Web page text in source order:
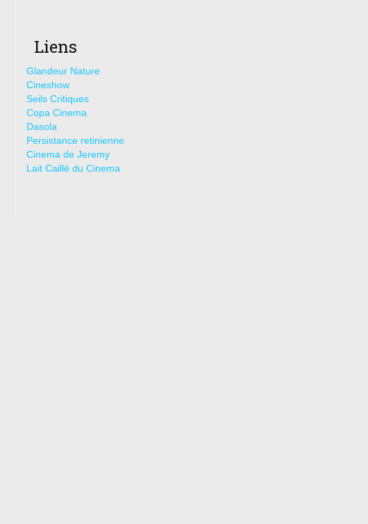
Liens
Glandeur Nature
Cineshow
Seils Critiques
Copa Cinema
Dasola
Persistance retinienne
Cinema de Jeremy
Lait Caillé du Cinema